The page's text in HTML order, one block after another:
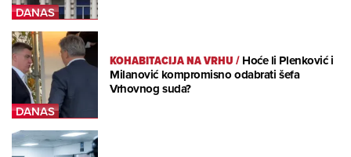
KOHABITACIJA NA VRHU/Hoće li Plenković i
Milanović kompromisno odabrati šefa
Vrhovnog suda?